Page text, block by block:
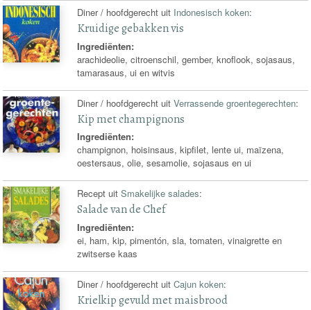
Diner / hoofdgerecht uit Indonesisch koken:
Kruidige gebakken vis
Ingrediënten:
arachideolie, citroenschil, gember, knoflook, sojasaus,
tamarasaus, ui en witvis
Diner / hoofdgerecht uitVerrassende groentegerechten:
Kip met champignons
Ingrediënten:
champignon, hoisinsaus, kipfilet, lente ui, maïzena,
oestersaus, olie, sesamolie, sojasaus en ui
Recept uitSmakelijke salades:
Salade van de Chef
Ingrediënten:
ei, ham, kip, pimentón, sla, tomaten, vinaigrette en
zwitserse kaas
Diner / hoofdgerecht uitCajun koken:
Krielkip gevuld met maisbrood